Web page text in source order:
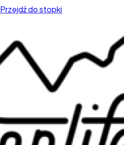
Przejdź do stopki